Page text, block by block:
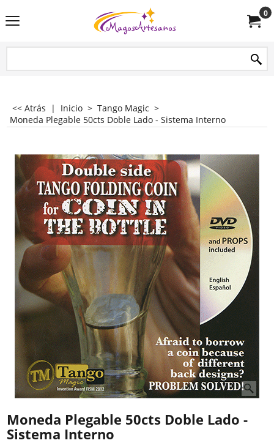
0
<< Atrás | Inicio > Tango Magic >
Moneda Plegable 50cts Doble Lado - Sistema Interno
Moneda Plegable 50cts Doble Lado -
Sistema Interno